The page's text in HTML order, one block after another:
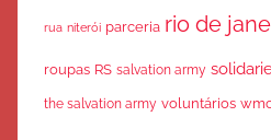
rua niterói parceria rio de
roupas RS salvation army
the salvation army voluntários